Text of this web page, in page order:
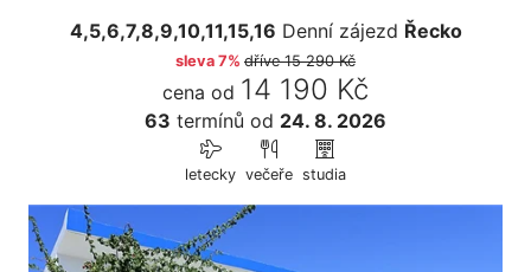
4,5,6,7,8,9,10,11,15,16 Denní zájezd Řecko
sleva 7% dříve15 290 Kč
cena od 14 190 Kč
63 termínů od 24. 8. 2026
letecky večeře studia